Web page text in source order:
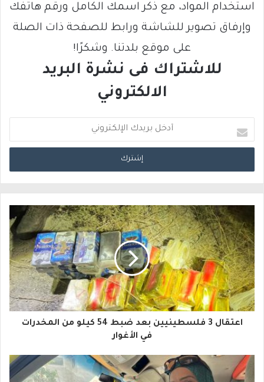
استخدام المواد، مع ذكر اسمك الكامل ورقم هاتفك
وإرفاق تصوير للشاشة ورابط للصفحة ذات الصلة
على موقع بلدتنا. وشكرًا!
للاشتراك فى نشرة البريد
الالكتروني
د
خ
ر
ي
د
ك
ا
إ
اعتقال 3 فلسطينيين بعد ضبط 54 كيلو من المخدرات
في الأغوار